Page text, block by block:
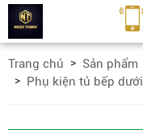
Trang chủ Sản phẩm
Phụ kiện tủ bếp dưới